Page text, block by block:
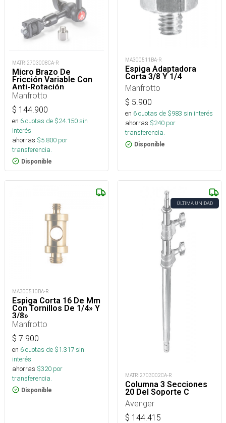
MATRI2703008CA-R
Micro Brazo De
Fricción Variable Con
Anti-Rotación
Manfrotto
$ 144.900
en 6cuotas de $24.150sin
interés
ahorras $5.800 por
transferencia.
Disponible
MA300511BA-R
Espiga Adaptadora
Corta 3/8 Y 1/4
Manfrotto
$ 5.900
en 6cuotas de $983 sin interés
ahorras $240 por
transferencia.
Disponible
MA300510BA-R
Espiga Corta 16 De Mm
Con Tornillos De 1/4» Y
3/8»
Manfrotto
$ 7.900
en 6cuotas de $1.317sin
interés
ahorras $320 por
transferencia.
Disponible
ÚLTIMA UNIDAD
MATRI2703002CA-R
Columna 3 Secciones
20 Del Soporte C
Avenger
$ 144.415